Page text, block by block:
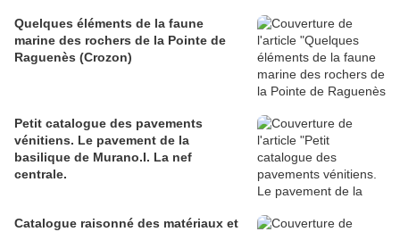
Quelques éléments de la faune
marine des rochers de la Pointe de
Raguenès (Crozon)
Petit catalogue des pavements
vénitiens. Le pavement de la
basilique de Murano.I. La nef
centrale.
Catalogue raisonné des matériaux et